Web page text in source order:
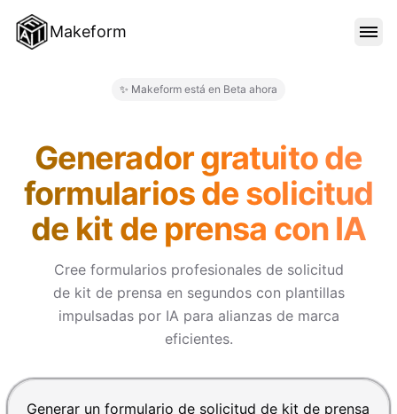
Makeform
BLOG
PRECIOS
PROBAR GRATIS
✨ Makeform está en Beta ahora
Generador gratuito de
formularios de solicitud
de kit de prensa con IA
Cree formularios profesionales de solicitud
de kit de prensa en segundos con plantillas
impulsadas por IA para alianzas de marca
eficientes.
Presiona Enter para enviar, Shift+Enter para añadir